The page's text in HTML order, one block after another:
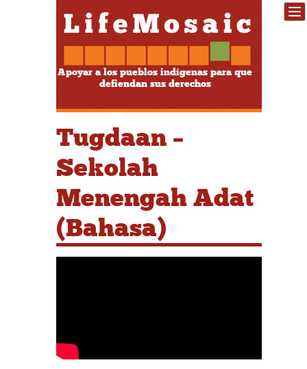
Apoyar a los pueblos indígenas para que
defiendan sus derechos
Tugdaan –
Sekolah
Menengah Adat
(Bahasa)